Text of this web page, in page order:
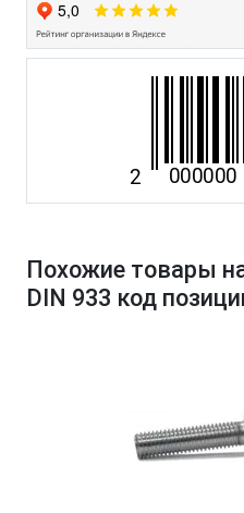
Похожие товары
DIN 933 код